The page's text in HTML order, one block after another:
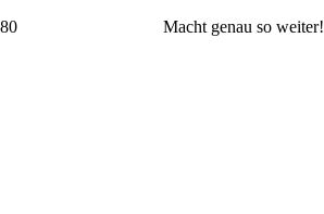
Macht genau so weiter!